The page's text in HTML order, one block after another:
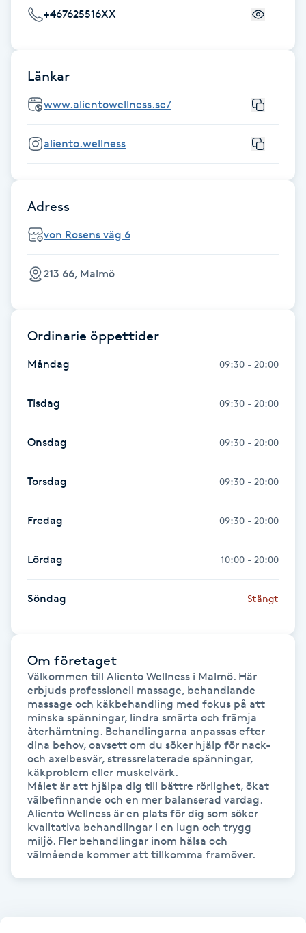
Face framing
Fet hårbotten
Fettreducering
Fibromassage
Fillers
Fotmassage
Fotvård
Fransar
Fransborttagning
Fransk manikyr
Fransrengöring
Frekvensterapi
Friskvård
Friskvårdsmassage
Frisör
Funktionsanalys
+467625516XX
Länkar
www.alientowellness.se/
aliento.wellness
Adress
von Rosens väg 6
213 66, Malmö
Ordinarie öppettider
Måndag 09:30 - 20:00
Tisdag 09:30 - 20:00
Onsdag 09:30 - 20:00
Torsdag 09:30 - 20:00
Fredag 09:30 - 20:00
Lördag 10:00 - 20:00
Söndag Stängt
Om företaget
Välkommen till Aliento Wellness i Malmö. Här
erbjuds professionell massage, behandlande
massage och käkbehandling med fokus på att
minska spänningar, lindra smärta och främja
återhämtning. Behandlingarna anpassas efter
dina behov, oavsett om du söker hjälp för nack-
och axelbesvär, stressrelaterade spänningar,
käkproblem eller muskelvärk.
Målet är att hjälpa dig till bättre rörlighet, ökat
välbefinnande och en mer balanserad vardag.
Aliento Wellness är en plats för dig som söker
kvalitativa behandlingar i en lugn och trygg
miljö. Fler behandlingar inom hälsa och
välmående kommer att tillkomma framöver.